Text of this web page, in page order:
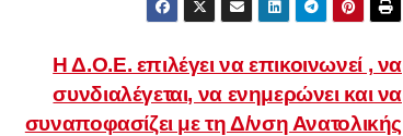
Η Δ.Ο.Ε. επιλέγει να επικοινωνεί , να
συνδιαλέγεται, να ενημερώνει και να
συναποφασίζει με τη Δ/νση Ανατολικής